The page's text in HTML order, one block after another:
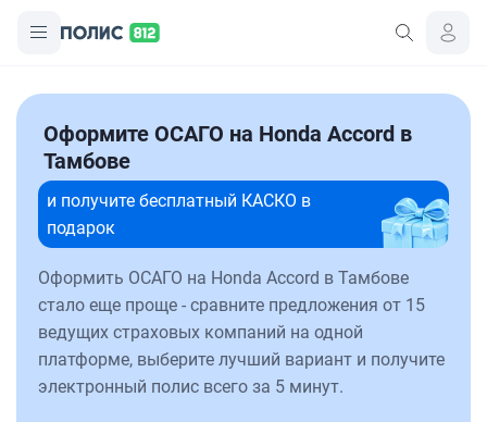
Оформите ОСАГО на Honda Accord в
Тамбове
и получите бесплатный КАСКО в
подарок
Оформить ОСАГО на Honda Accord в Тамбове
стало еще проще - сравните предложения от 15
ведущих страховых компаний на одной
платформе, выберите лучший вариант и получите
электронный полис всего за 5 минут.